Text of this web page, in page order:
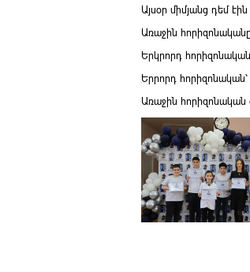
Այսօր միմյանց դեմ
Առաջին
Երկրորդ
Երրորդ
Առաջին հորիզոնական